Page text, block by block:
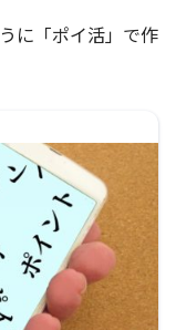
に「ポイ活」で作